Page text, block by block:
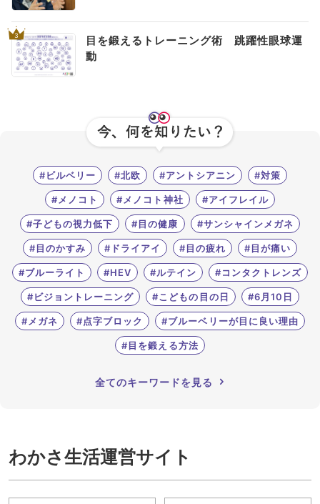
3
目を鍛えるトレーニング術 跳躍性眼球運
動
#ビルベリー #北欧 #アントシアニン #対策
#メノコト #メノコト神社 #アイフレイル
#子どもの視力低下 #目の健康 #サンシャインメガネ
#目のかすみ #ドライアイ #目の疲れ #目が痛い
#ブルーライト #HEV #ルテイン #コンタクトレンズ
#ビジョントレーニング #こどもの目の日 #6月10日
#メガネ #点字ブロック #ブルーベリーが目に良い理由
#目を鍛える方法
全てのキーワードを見る
わかさ生活運営サイト